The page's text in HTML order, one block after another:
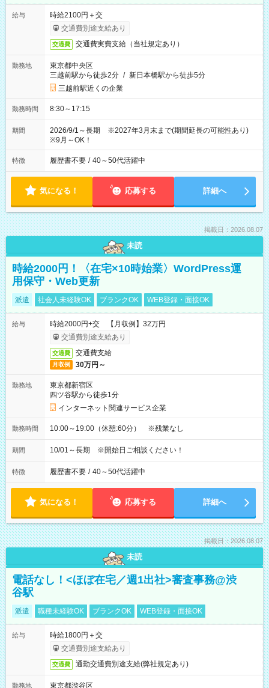
給与
時給2100円＋交
交通費別途支給あり
交通費 交通費実費支給（当社規定あり）
勤務地
東京都中央区
三越前駅から徒歩2分 / 新日本橋駅から徒歩5分
三越前駅近くの企業
勤務時間 8:30～17:15
期間
2026/9/1～長期 ※2027年3月末まで(期間延長の可能性あり)
※9月～OK！
特徴 履歴書不要 / 40～50代活躍中
気になる！ 応募する 詳細へ
掲載日：2026.08.07
未読
時給2000円！〈在宅×10時始業〉WordPress運
用保守・Web更新
派遣 社会人未経験OK ブランクOK WEB登録・面接OK
給与
時給2000円+交 【月収例】32万円
交通費別途支給あり
交通費 交通費支給
月収例 30万円～
勤務地
東京都新宿区
四ツ谷駅から徒歩1分
インターネット関連サービス企業
勤務時間 10:00～19:00（休憩:60分） ※残業なし
期間 10/01～長期 ※開始日ご相談ください！
特徴 履歴書不要 / 40～50代活躍中
気になる！ 応募する 詳細へ
掲載日：2026.08.07
未読
電話なし！<ほぼ在宅／週1出社>審査事務@渋
谷駅
派遣 職種未経験OK ブランクOK WEB登録・面接OK
給与
時給1800円＋交
交通費別途支給あり
交通費 通勤交通費別途支給(弊社規定あり)
勤務地 東京都渋谷区